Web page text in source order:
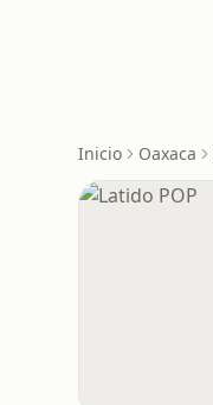
Inicio Oaxaca